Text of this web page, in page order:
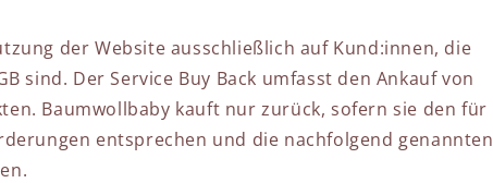
der Website ausschließlich auf Kund:innen, die
sind. Der Service Buy Back umfasst den Ankauf von
Baumwollbaby kauft nur zurück, sofern sie den für
entsprechen und die nachfolgend genannten